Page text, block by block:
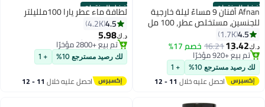
أفضل المنتجات Afnan أفنان 9 مساءً ليلة خارجية
للجنسين، مستخلص عطر، 100 مل
4.5
1.7K
د.ك‏13.42
16.21خصم 17%
#8 في عطر
تم بيع +920 مؤخرًا
#8 في عطر
لك رصيد مسترجع 10% + 1
احصل عليه خلال 11 - 12
أفضل المنتجات
لطافة ماء عطر يارا 100ملليلتر
4.5
4.2K
د.ك‏5.98
#6 في عطر
تم بيع +2800 مؤخرًا
#6 في عطر
لك رصيد مسترجع 10% + 1
احصل عليه خلال 11 - 12